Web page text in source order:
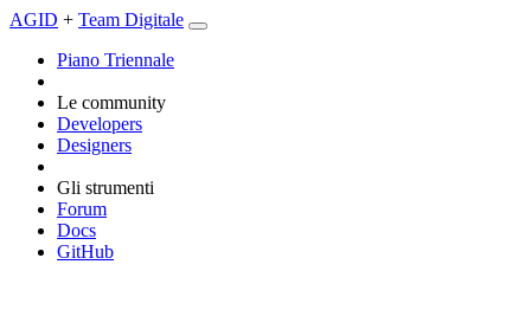
AGID + Team Digitale
Piano Triennale
Le community
Developers
Designers
Gli strumenti
Forum
Docs
GitHub